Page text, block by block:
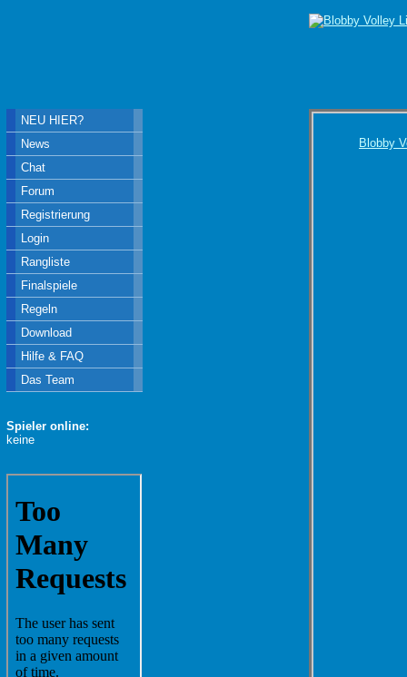
Blobby
NEU HIER?
News
Chat
Forum
Registrierung
Login
Rangliste
Finalspiele
Regeln
Download
Hilfe & FAQ
Das Team
Spieler online:
keine